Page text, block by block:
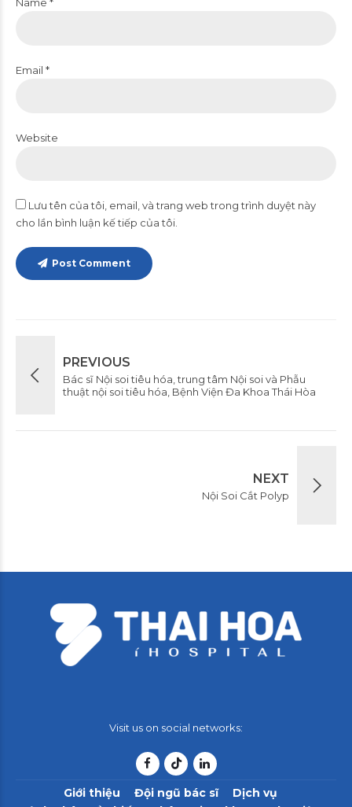
Email *
Website
Lưu tên của tôi, email, và trang web trong trình duyệt này
cho lần bình luận kế tiếp của tôi.
Post Comment
PREVIOUS
Bác sĩ Nội soi tiêu hóa, trung tâm Nội soi và Phẫu
thuật nội soi tiêu hóa, Bệnh Viện Đa Khoa Thái Hòa
NEXT
Nội Soi Cắt Polyp
Visit us on social networks:
Giới thiệu Đội ngũ bác sĩ
Dịch vụ